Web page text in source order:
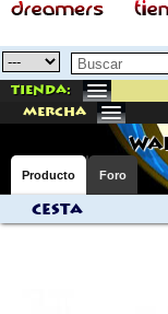
Tienda:
mercha
Producto Foro
Cesta